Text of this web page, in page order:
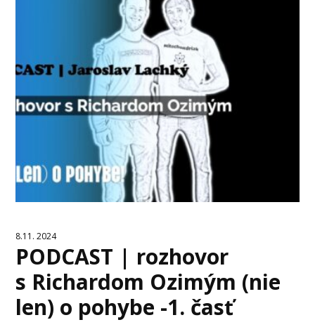
8.11. 2024
PODCAST | rozhovor
s Richardom Ozimým (nie
len) o pohybe -1. časť